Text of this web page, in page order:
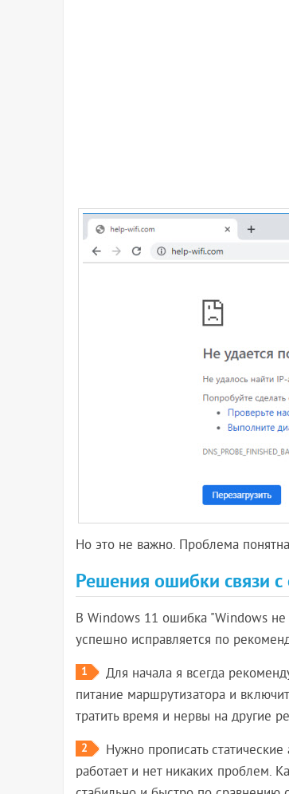
Но это не важно. Проблема
Решения ошибки связи
В Windows 11 ошибка "Windows не
успешно исправляется по
1
Для начала я всегда
питание маршрутизатора и
тратить время и нервы на другие
2
Нужно прописать
работает и нет никаких проблем.